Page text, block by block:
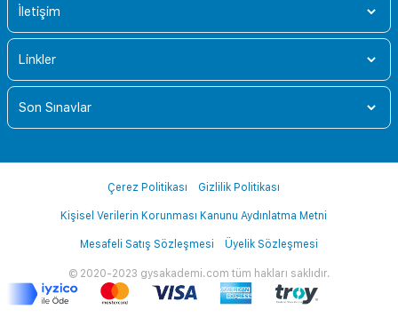
İletişim
Linkler
Son Sınavlar
© 2020-2023 gysakademi.com tüm hakları saklıdır.
Çerez Politikası Gizlilik Politikası
Kişisel Verilerin Korunması Kanunu Aydınlatma Metni
Mesafeli Satış Sözleşmesi Üyelik Sözleşmesi